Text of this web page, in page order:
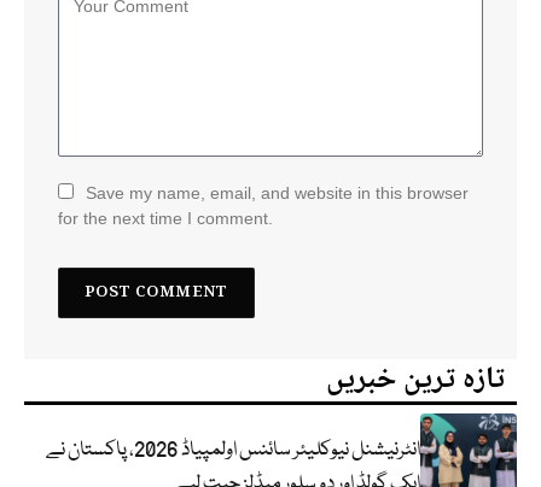
Save my name, email, and website in this browser
for the next time I comment.
تازہ ترین خبریں
انٹرنیشنل نیوکلیئر سائنس اولمپیاڈ 2026، پاکستان نے